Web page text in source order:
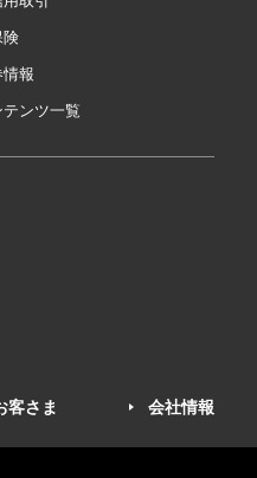
険
報
ンツ一覧
客さま 会社情報